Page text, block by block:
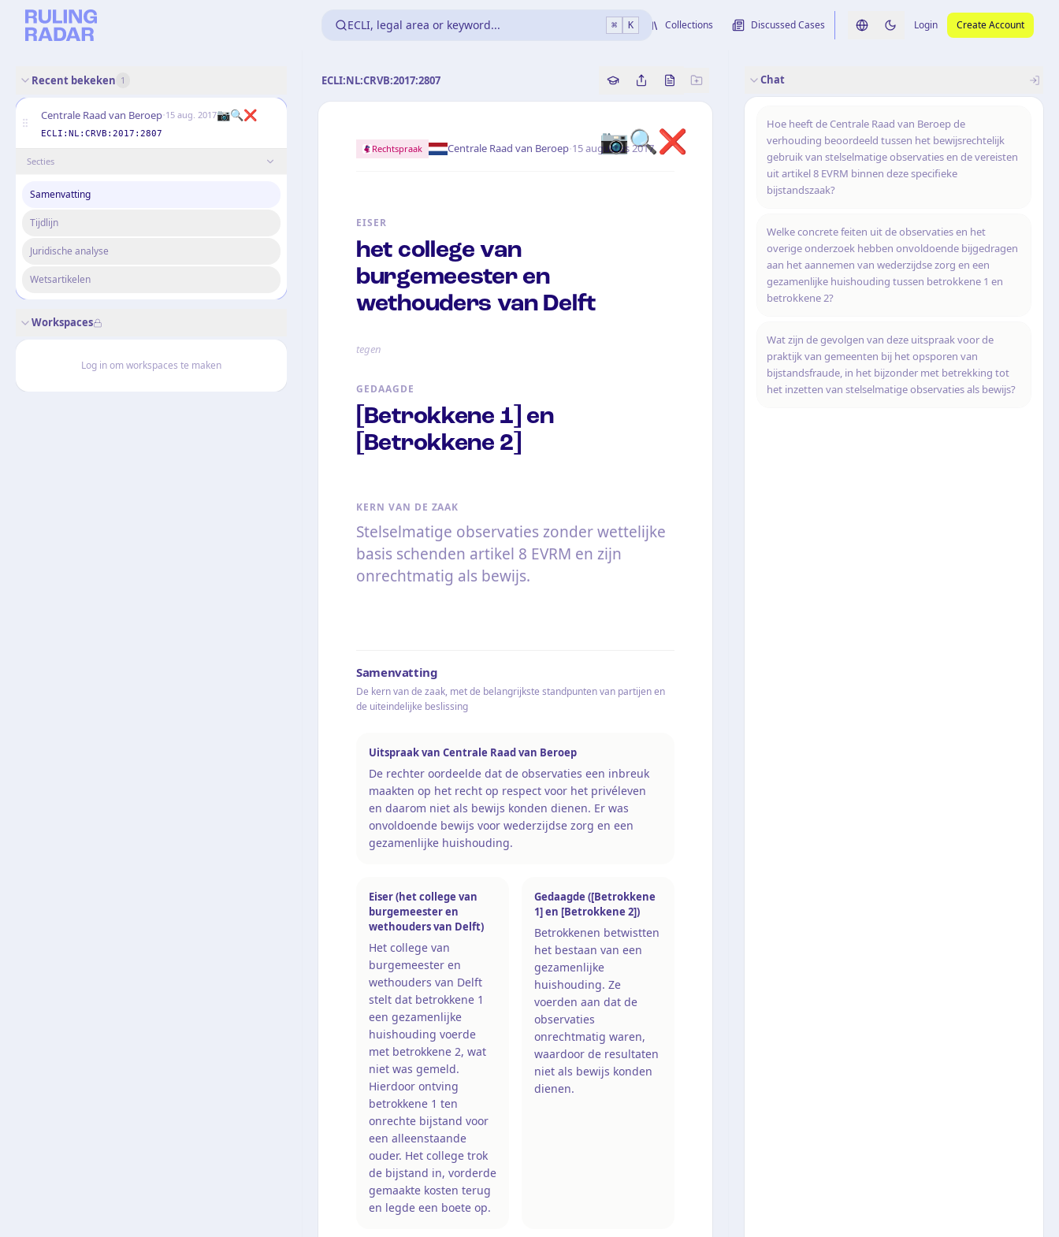
ECLI, legal area or keyword... ⌘ K Collections Discussed Cases Switch language
Switch to dark theme
Login Create Account
Recent bekeken 1
Centrale Raad van Beroep·15 aug. 2017📷🔍❌
ECLI:NL:CRVB:2017:2807
Secties
Samenvatting
Tijdlijn
Juridische analyse
Wetsartikelen
Workspaces
Log in om workspaces te maken
ECLI:NL:CRVB:2017:2807 Copy source reference
Share this analysis
Bekijk originele uitspraak
📷🔍❌
Rechtspraak Centrale Raad van Beroep·15 augustus 2017
EISER
het college van
burgemeester en
wethouders van Delft
tegen
GEDAAGDE
[Betrokkene 1] en
[Betrokkene 2]
KERN VAN DE ZAAK
Stelselmatige observaties zonder wettelijke
basis schenden artikel 8 EVRM en zijn
onrechtmatig als bewijs.
Samenvatting
De kern van de zaak, met de belangrijkste standpunten van partijen en
de uiteindelijke beslissing
Uitspraak van Centrale Raad van Beroep
De rechter oordeelde dat de observaties een inbreuk
maakten op het recht op respect voor het privéleven
en daarom niet als bewijs konden dienen. Er was
onvoldoende bewijs voor wederzijdse zorg en een
gezamenlijke huishouding.
Eiser (het college van
burgemeester en
wethouders van Delft)
Het college van
burgemeester en
wethouders van Delft
stelt dat betrokkene 1
een gezamenlijke
huishouding voerde
met betrokkene 2, wat
niet was gemeld.
Hierdoor ontving
betrokkene 1 ten
onrechte bijstand voor
een alleenstaande
ouder. Het college trok
de bijstand in, vorderde
gemaakte kosten terug
en legde een boete op.
Gedaagde ([Betrokkene
1] en [Betrokkene 2])
Betrokkenen betwistten
het bestaan van een
gezamenlijke
huishouding. Ze
voerden aan dat de
observaties
onrechtmatig waren,
waardoor de resultaten
niet als bewijs konden
dienen.
Chat
Hoe heeft de Centrale Raad van Beroep de
verhouding beoordeeld tussen het bewijsrechtelijk
gebruik van stelselmatige observaties en de vereisten
uit artikel 8 EVRM binnen deze specifieke
bijstandszaak?
Welke concrete feiten uit de observaties en het
overige onderzoek hebben onvoldoende bijgedragen
aan het aannemen van wederzijdse zorg en een
gezamenlijke huishouding tussen betrokkene 1 en
betrokkene 2?
Wat zijn de gevolgen van deze uitspraak voor de
praktijk van gemeenten bij het opsporen van
bijstandsfraude, in het bijzonder met betrekking tot
het inzetten van stelselmatige observaties als bewijs?